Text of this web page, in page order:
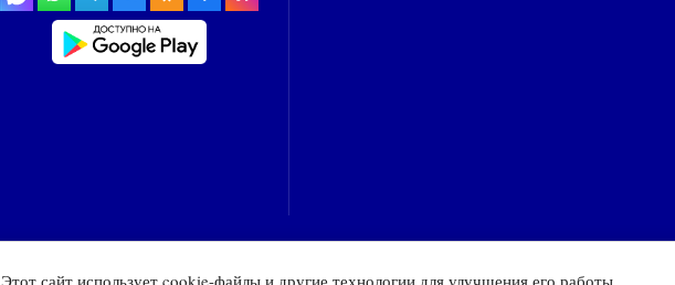
Этот сайт использует cookie-файлы и другие технологии для улучшения его работы.